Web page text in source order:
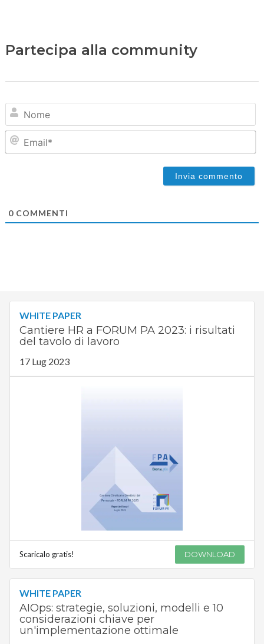
Partecipa alla community
0COMMENTI
WHITE PAPER
Cantiere HR a FORUM PA 2023: i risultati
del tavolo di lavoro
17 Lug 2023
Scaricalo gratis! DOWNLOAD
WHITE PAPER
AIOps: strategie, soluzioni, modelli e 10
considerazioni chiave per
un'implementazione ottimale